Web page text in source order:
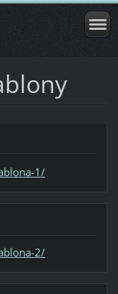
1/
2/